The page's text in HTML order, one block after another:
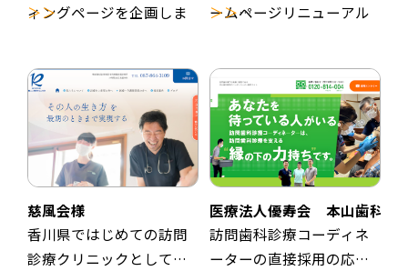
ィングページを企画しま
屋の訪問歯科専門医院の
パイオニアであり、100％
紹介で患者様が増え続け
ている実績があります。
また、歯科医師・歯科衛
生士・コーディネーター
の3人1組の訪問体制を採
用しており、負担を分散
＞＞
ームページリニューアル
診療と、精神科にも強い
訪問診療をおこなうから
こその医療、介護、福
祉、地域（行政、学校）
との連携体制に力を入れ
られています。
今回のリニューアルで
は、連携体制に力を入れ
＞＞
しんかまほっとクリニッ
ク様制作事例 ＞＞
慈風会様
香川県ではじめての訪問
診療クリニックとして創
医療法人優寿会 本山歯科医
訪問歯科診療コーディネ
ーターの直接採用の応募